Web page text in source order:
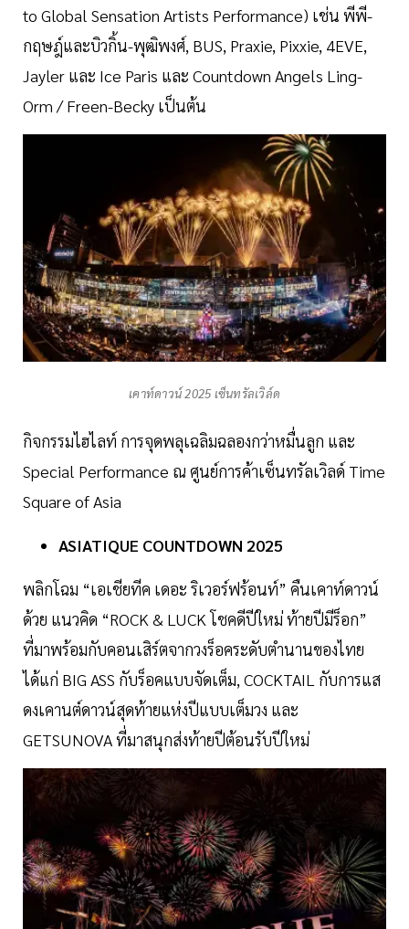
to Global Sensation Artists Performance) เช่น พีพี-
กฤษฎ์และบิวกิ้น-พุฒิพงศ์, BUS, Praxie, Pixxie, 4EVE,
Jayler และ Ice Paris และ Countdown Angels Ling-
Orm / Freen-Becky เป็นต้น
เคาท์ดาวน์ 2025 เซ็นทรัลเวิล์ด
กิจกรรมไฮไลท์ การจุดพลุเฉลิมฉลองกว่าหมื่นลูก และ
Special Performance ณ ศูนย์การค้าเซ็นทรัลเวิลด์ Time
Square of Asia
ASIATIQUE COUNTDOWN 2025
พลิกโฉม “เอเชียทีค เดอะ ริเวอร์ฟร้อนท์” คืนเคาท์ดาวน์
ด้วย แนวคิด “ROCK & LUCK โชคดีปีใหม่ ท้ายปีมีร็อก”
ที่มาพร้อมกับคอนเสิร์ตจากวงร็อคระดับตำนานของไทย
ได้แก่ BIG ASS กับร็อคแบบจัดเต็ม, COCKTAIL กับการแส
ดงเคานต์ดาวน์สุดท้ายแห่งปีแบบเต็มวง และ
GETSUNOVA ที่มาสนุกส่งท้ายปีต้อนรับปีใหม่